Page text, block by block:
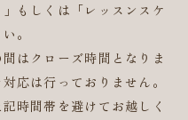
もしくは「レッスンスケ
。
はクローズ時間となりま
応は行っておりません。
時間帯を避けてお越しく